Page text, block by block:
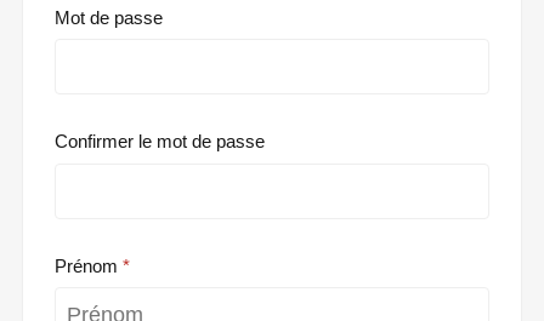
Mot de passe
Confirmer le mot de passe
Prénom